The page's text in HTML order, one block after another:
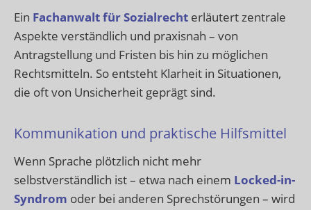
Ein Fachanwalt für Sozialrecht erläutert zentrale
Aspekte verständlich und praxisnah – von
Antragstellung und Fristen bis hin zu möglichen
Rechtsmitteln. So entsteht Klarheit in Situationen,
die oft von Unsicherheit geprägt sind.
Kommunikation und praktische Hilfsmittel
Wenn Sprache plötzlich nicht mehr
selbstverständlich ist – etwa nach einem Locked-in-
Syndrom oder bei anderen Sprechstörungen – wird